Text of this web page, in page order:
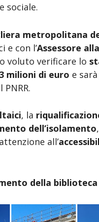
sociale.
metropolitana
e con l’Assessore
voluto verificare lo
3 milioni di euro e sarà
, la
dell’isolamento,
all’
della biblioteca